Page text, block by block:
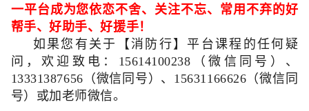
一平台成为您依恋不舍、关注不忘、常用不弃的好
帮手、好助手、好援手！
如果您有关于【消防行】平台课程的任何疑
问，欢迎致电： 15614100238（微信同号） 、
13331387656 （微信同号）、 15631166626（微信同
号）或加老师微信。